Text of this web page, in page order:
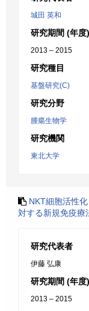
城田 英和
研究期間 (年度)
2013 – 2015
研究種目
基盤研究(C)
研究分野
腫瘍生物学
研究機関
東北大学
NKT細胞活性
対する新規免疫療
研究代表者
伊藤 弘康
研究期間 (年度)
2013 – 2015